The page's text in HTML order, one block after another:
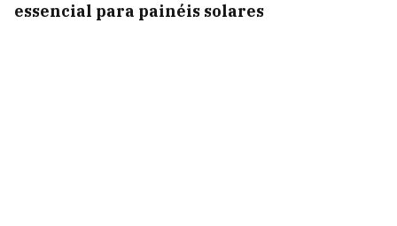
essencial para painéis solares